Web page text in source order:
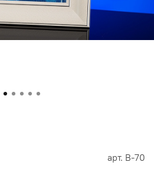
арт. В-70